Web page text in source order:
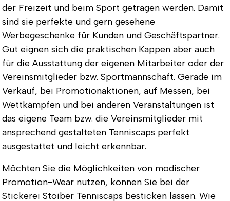
der Freizeit und beim Sport getragen werden. Damit
sind sie perfekte und gern gesehene
Werbegeschenke für Kunden und Geschäftspartner.
Gut eignen sich die praktischen Kappen aber auch
für die Ausstattung der eigenen Mitarbeiter oder der
Vereinsmitglieder bzw. Sportmannschaft. Gerade im
Verkauf, bei Promotionaktionen, auf Messen, bei
Wettkämpfen und bei anderen Veranstaltungen ist
das eigene Team bzw. die Vereinsmitglieder mit
ansprechend gestalteten Tenniscaps perfekt
ausgestattet und leicht erkennbar.
Möchten Sie die Möglichkeiten von modischer
Promotion-Wear nutzen, können Sie bei der
Stickerei Stoiber Tenniscaps besticken lassen. Wie